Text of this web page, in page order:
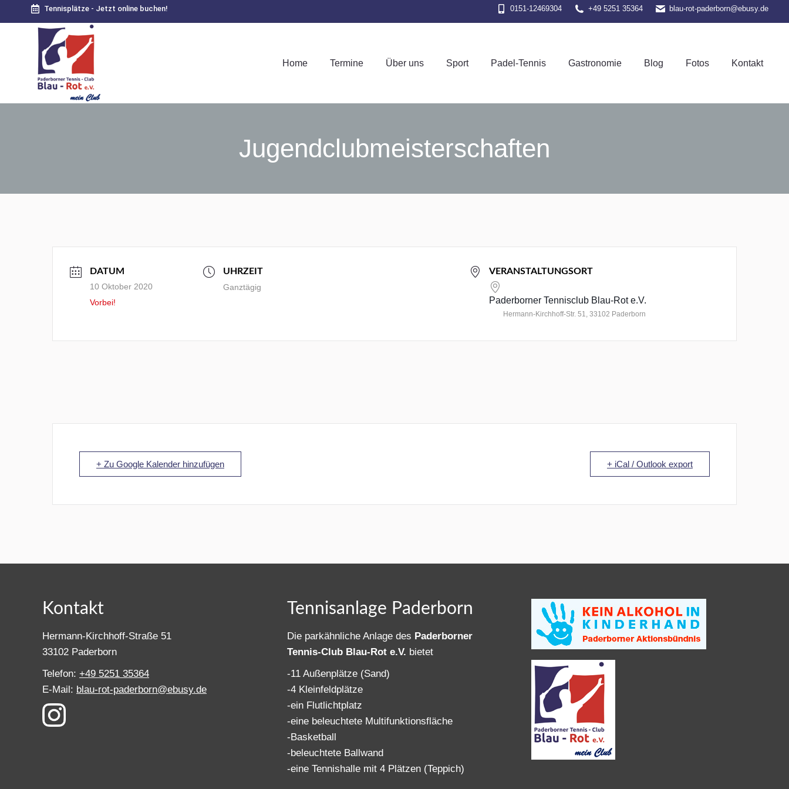
Tennisplätze - Jetzt online buchen! 0151-12469304 +49 5251 35364 blau-rot-paderborn@ebusy.de
Home Termine Über uns Sport Padel-Tennis Gastronomie Blog Fotos Kontakt
Jugendclubmeisterschaften
DATUM
10 Oktober 2020
Vorbei!
UHRZEIT
Ganztägig
VERANSTALTUNGSORT
Paderborner Tennisclub Blau-Rot e.V.
Hermann-Kirchhoff-Str. 51, 33102 Paderborn
+ Zu Google Kalender hinzufügen + iCal / Outlook export
Kontakt
Hermann-Kirchhoff-Straße 51
33102 Paderborn
Telefon: +49 5251 35364
E-Mail: blau-rot-paderborn@ebusy.de
Tennisanlage Paderborn
Die parkähnliche Anlage des Paderborner
Tennis-Club Blau-Rot e.V. bietet
-11 Außenplätze (Sand)
-4 Kleinfeldplätze
-ein Flutlichtplatz
-eine beleuchtete Multifunktionsfläche
-Basketball
-beleuchtete Ballwand
-eine Tennishalle mit 4 Plätzen (Teppich)